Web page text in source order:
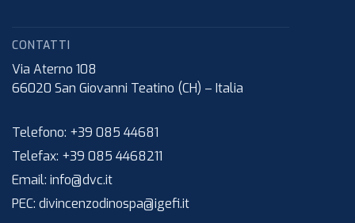
CONTATTI
Via Aterno 108
66020 San Giovanni Teatino (CH) – Italia
Telefono: +39 085 44681
Telefax: +39 085 4468211
Email: info@dvc.it
PEC: divincenzodinospa@igefi.it